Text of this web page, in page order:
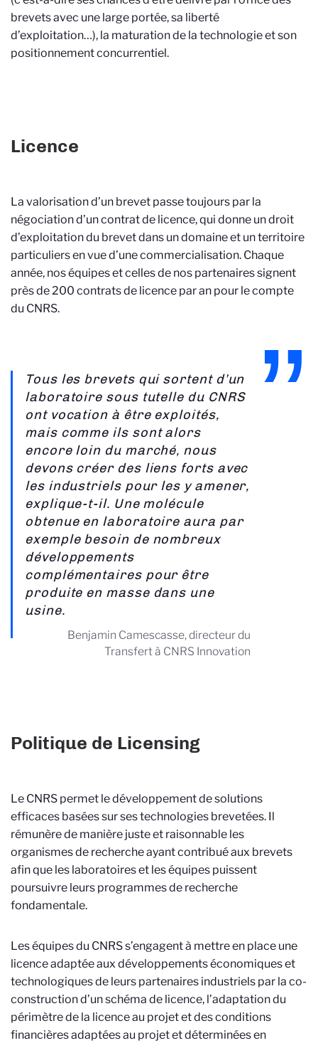
brevets avec une large portée, sa liberté
d’exploitation…), la maturation de la technologie et son
positionnement concurrentiel.
Licence
La valorisation d’un brevet passe toujours par la
négociation d’un contrat de licence, qui donne un droit
d’exploitation du brevet dans un domaine et un territoire
particuliers en vue d’une commercialisation. Chaque
année, nos équipes et celles de nos partenaires signent
près de 200 contrats de licence par an pour le compte
du CNRS.
Tous les brevets qui sortent d’un
laboratoire sous tutelle du CNRS
ont vocation à être exploités,
mais comme ils sont alors
encore loin du marché, nous
devons créer des liens forts avec
les industriels pour les y amener,
explique-t-il. Une molécule
obtenue en laboratoire aura par
exemple besoin de nombreux
développements
complémentaires pour être
produite en masse dans une
usine.
Benjamin Camescasse, directeur du
Transfert à CNRS Innovation
Politique de Licensing
Le CNRS permet le développement de solutions
efficaces basées sur ses technologies brevetées. Il
rémunère de manière juste et raisonnable les
organismes de recherche ayant contribué aux brevets
afin que les laboratoires et les équipes puissent
poursuivre leurs programmes de recherche
fondamentale.
Les équipes du CNRS s’engagent à mettre en place une
licence adaptée aux développements économiques et
technologiques de leurs partenaires industriels par la co-
construction d’un schéma de licence, l’adaptation du
périmètre de la licence au projet et des conditions
financières adaptées au projet et déterminées en